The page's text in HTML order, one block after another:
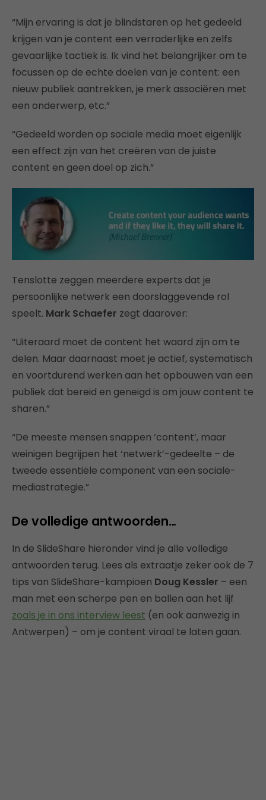
“Mijn ervaring is dat je blindstaren op het gedeeld
krijgen van je content een verraderlijke en zelfs
gevaarlijke tactiek is. Ik vind het belangrijker om te
focussen op de echte doelen van je content: een
nieuw publiek aantrekken, je merk associëren met
een onderwerp, etc.”
“Gedeeld worden op sociale media moet eigenlijk
een effect zijn van het creëren van de juiste
content en geen doel op zich.”
Tenslotte zeggen meerdere experts dat je
persoonlijke netwerk een doorslaggevende rol
speelt. Mark Schaefer zegt daarover:
“Uiteraard moet de content het waard zijn om te
delen. Maar daarnaast moet je actief, systematisch
en voortdurend werken aan het opbouwen van een
publiek dat bereid en geneigd is om jouw content te
sharen.”
“De meeste mensen snappen ‘content’, maar
weinigen begrijpen het ‘netwerk’-gedeelte – de
tweede essentiële component van een sociale-
mediastrategie.”
De volledige antwoorden…
In de SlideShare hieronder vind je alle volledige
antwoorden terug. Lees als extraatje zeker ook de 7
tips van SlideShare-kampioen Doug Kessler – een
man met een scherpe pen en ballen aan het lijf
zoals je in ons interview leest (en ook aanwezig in
Antwerpen) – om je content viraal te laten gaan.